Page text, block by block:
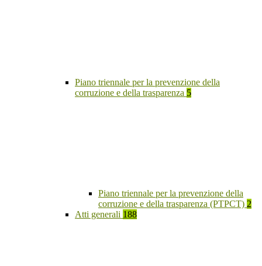
Piano triennale per la prevenzione della
corruzione e della trasparenza 5
Piano triennale per la prevenzione della
corruzione e della trasparenza (PTPCT) 2
Atti generali 188